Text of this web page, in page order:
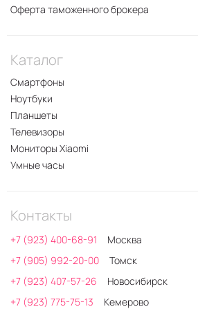
Оферта таможенного брокера
Каталог
Смартфоны
Ноутбуки
Планшеты
Телевизоры
Мониторы Xiaomi
Умные часы
Контакты
+7 (923) 400-68-91
Москва
+7 (905) 992-20-00
Томск
+7 (923) 407-57-26
Новосибирск
+7 (923) 775-75-13
Кемерово